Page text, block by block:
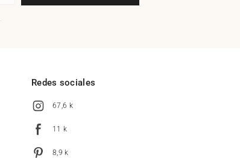
Redes sociales
67,6 k
11 k
8,9 k